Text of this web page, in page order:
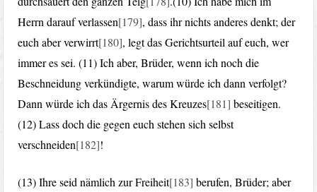
Herrn darauf verlassen[179], dass ihr nichts anderes denkt; der
euch aber verwirrt[180], legt das Gerichtsurteil auf euch, wer
immer es sei. (11) Ich aber, Brüder, wenn ich noch die
Beschneidung verkündigte, warum würde ich dann verfolgt?
Dann würde ich das Ärgernis des Kreuzes[181] beseitigen.
(12) Lass doch die gegen euch stehen sich selbst
verschneiden[182]!
(13) Ihre seid nämlich zur Freiheit[183] berufen, Brüder; aber